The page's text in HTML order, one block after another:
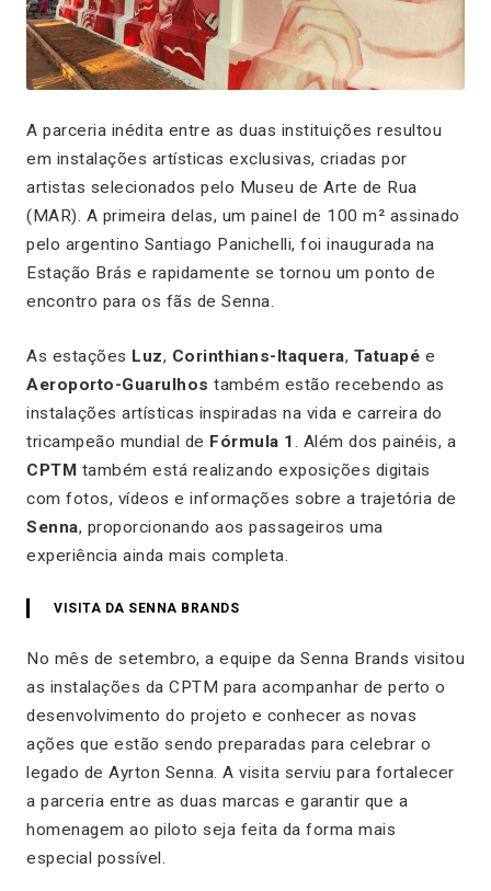
A parceria inédita entre as duas instituições resultou
em instalações artísticas exclusivas, criadas por
artistas selecionados pelo Museu de Arte de Rua
(MAR). A primeira delas, um painel de 100 m² assinado
pelo argentino Santiago Panichelli, foi inaugurada na
Estação Brás e rapidamente se tornou um ponto de
encontro para os fãs de Senna.
As estações Luz, Corinthians-Itaquera, Tatuapé e
Aeroporto-Guarulhos também estão recebendo as
instalações artísticas inspiradas na vida e carreira do
tricampeão mundial de Fórmula 1. Além dos painéis, a
CPTM também está realizando exposições digitais
com fotos, vídeos e informações sobre a trajetória de
Senna, proporcionando aos passageiros uma
experiência ainda mais completa.
VISITA DA SENNA BRANDS
No mês de setembro, a equipe da Senna Brands visitou
as instalações da CPTM para acompanhar de perto o
desenvolvimento do projeto e conhecer as novas
ações que estão sendo preparadas para celebrar o
legado de Ayrton Senna. A visita serviu para fortalecer
a parceria entre as duas marcas e garantir que a
homenagem ao piloto seja feita da forma mais
especial possível.